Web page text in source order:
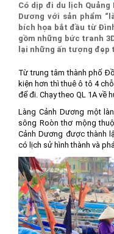
Có dịp đi du lịch Quảng
Dương với sản phẩm
bích họa bắt đầu từ
gồm những bức tranh
lại những ấn tượng đẹp
Từ trung tâm thành phố
kiện hơn thì thuê ô tô 4
để đi. Chạy theo QL 1A về
Làng Cảnh Dương một
sông Roòn thơ mộng
Cảnh Dương được thành
có lịch sử hình thành và